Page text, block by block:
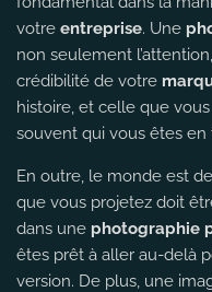
votre entreprise. Une
non seulement
crédibilité de votre
histoire, et celle que
souvent qui vous êtes en
En outre, le monde est
que vous projetez doit
dans une photographie
êtes prêt à aller au-delà
version. De plus, une